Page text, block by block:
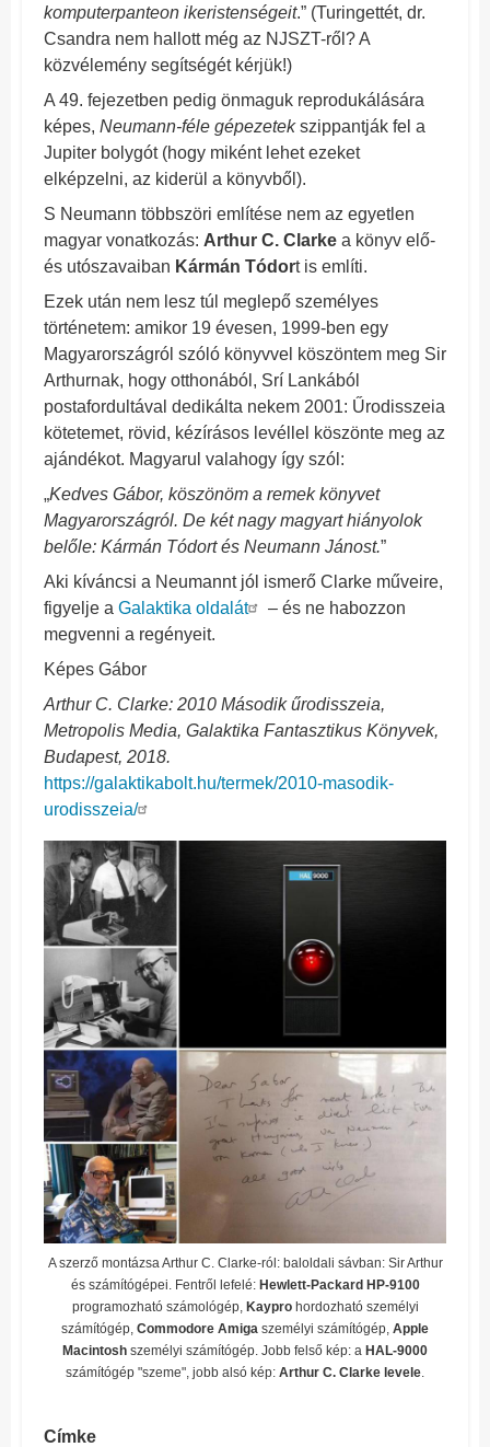
komputerpanteon ikeristenségeit.” (Turingettét, dr.
Csandra nem hallott még az NJSZT-ről? A
közvélemény segítségét kérjük!)
A 49. fejezetben pedig önmaguk reprodukálására
képes, Neumann-féle gépezetekszippantják fel a
Jupiter bolygót (hogy miként lehet ezeket
elképzelni, az kiderül a könyvből).
S Neumann többszöri említése nem az egyetlen
magyar vonatkozás: Arthur C. Clarke a könyv elő-
és utószavaiban Kármán Tódort is említi.
Ezek után nem lesz túl meglepő személyes
történetem: amikor 19 évesen, 1999-ben egy
Magyarországról szóló könyvvel köszöntem meg Sir
Arthurnak, hogy otthonából, Srí Lankából
postafordultával dedikálta nekem 2001: Űrodisszeia
kötetemet, rövid, kézírásos levéllel köszönte meg az
ajándékot. Magyarul valahogy így szól:
„Kedves Gábor, köszönöm a remek könyvet
Magyarországról. De két nagy magyart hiányolok
belőle: Kármán Tódort és Neumann Jánost.”
Aki kíváncsi a Neumannt jól ismerő Clarke műveire,
figyelje a Galaktika oldalát
– és ne habozzon
megvenni a regényeit.
Képes Gábor
Arthur C. Clarke: 2010 Második űrodisszeia,
Metropolis Media, Galaktika Fantasztikus Könyvek,
Budapest, 2018.
https://galaktikabolt.hu/termek/2010-masodik-
urodisszeia/
A szerző montázsa Arthur C. Clarke-ról: baloldali sávban: Sir Arthur
és számítógépei. Fentről lefelé: Hewlett-Packard HP-9100
programozható számológép, Kayprohordozható személyi
számítógép, Commodore Amiga személyi számítógép, Apple
Macintosh személyi számítógép. Jobb felső kép: a HAL-9000
számítógép "szeme", jobb alsó kép: Arthur C. Clarke levele.
Címke